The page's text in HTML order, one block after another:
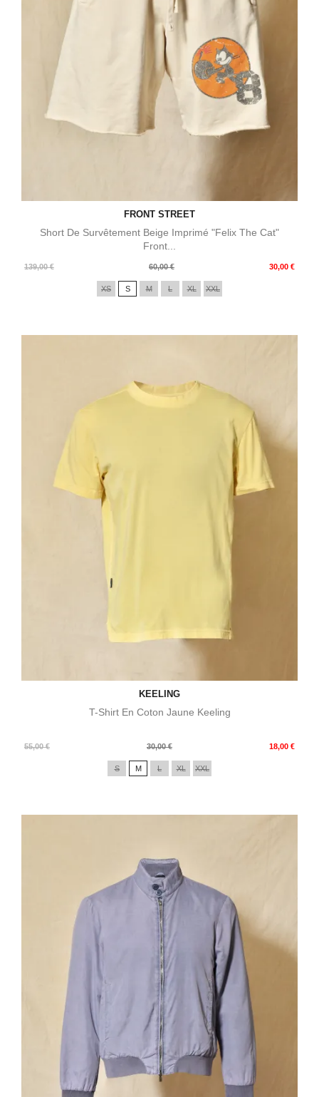
FRONT STREET
Short De Survêtement Beige Imprimé "Felix The Cat"
Front...
139,00 €
Prix
60,00 € 30,00 €
Prix
XS S M L XL XXL
KEELING
T-Shirt En Coton Jaune Keeling
55,00 €
Prix
30,00 € 18,00 €
Prix
S M L XL XXL